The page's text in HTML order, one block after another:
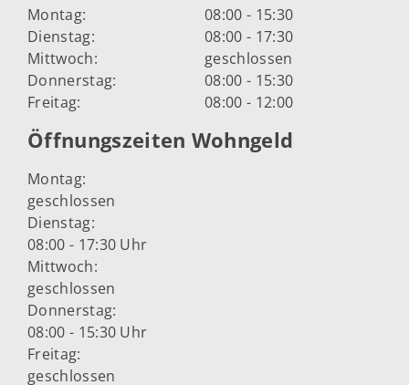
Montag:
08:00 - 15:30
Dienstag:
08:00 - 17:30
Mittwoch:
geschlossen
Donnerstag:
08:00 - 15:30
Freitag:
08:00 - 12:00
Öffnungszeiten Wohngeld
Montag:
geschlossen
Dienstag:
08:00 - 17:30 Uhr
Mittwoch:
geschlossen
Donnerstag:
08:00 - 15:30 Uhr
Freitag:
geschlossen